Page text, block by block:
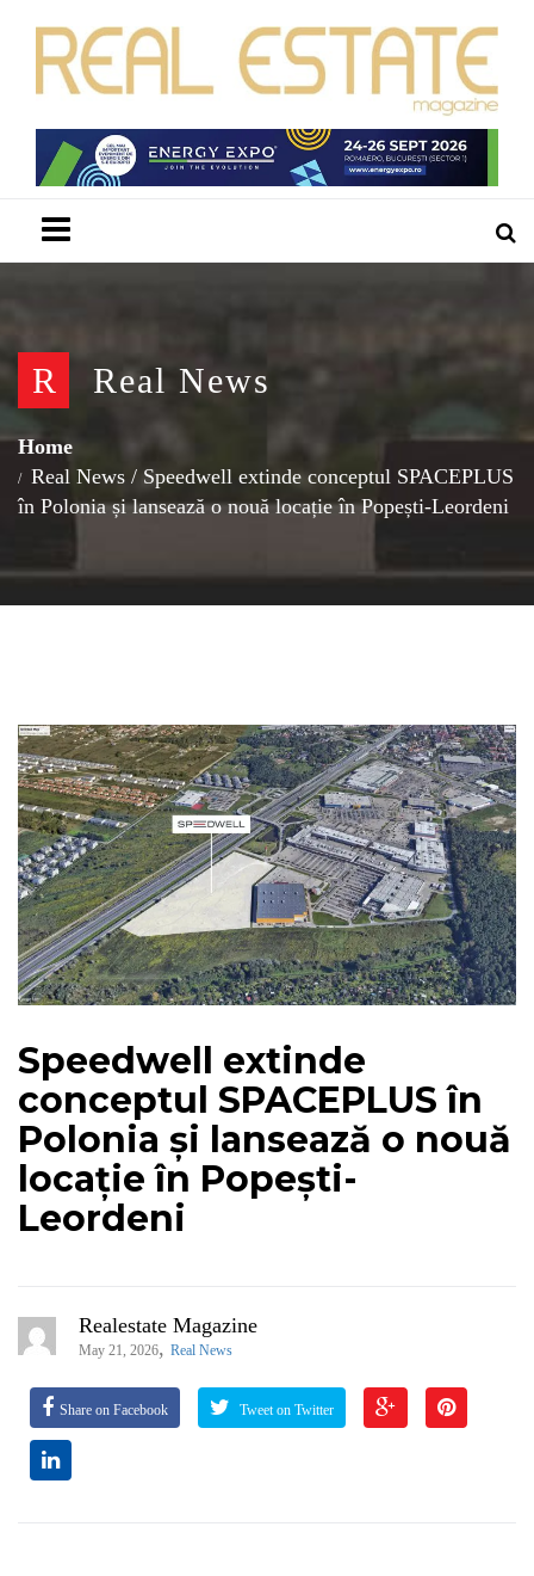
R Real News
Home
Real News / Speedwell extinde conceptul SPACEPLUS
în Polonia și lansează o nouă locație în Popești-Leordeni
Speedwell extinde
conceptul SPACEPLUS în
Polonia și lansează o nouă
locație în Popești-
Leordeni
Realestate Magazine
May 21, 2026, Real News
Share on Facebook Tweet on Twitter